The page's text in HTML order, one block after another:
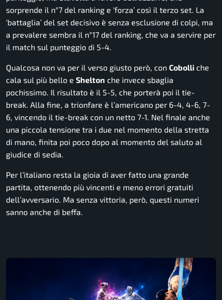
sorprende il n°7 del ranking e ‘forza’ così il terzo set. La
‘battaglia’ del set decisivo è senza esclusione di colpi, ma
a prevalere sembra il n°17 del ranking, che va a servire per
il match sul punteggio di 5-4.
Qualcosa non va per il verso giusto però, con Cobolli che
cala sul più bello e Shelton che invece sbaglia
pochissimo. Il risultato è il 5-5, che porterà poi il tie-
break. Alla fine, a trionfare è l’americano per 6-4, 4-6, 7-
6, vincendo il tie-break con un netto 7-1. Nel finale anche
una piccola tensione tra i due nel momento della stretta
di mano, finita poi poco dopo al momento del saluto al
giudice di sedia.
Per l’italiano resta la gioia di aver fatto una grande
partita, ottenendo più vincenti e meno errori gratuiti
dell’avversario. Ma senza vittoria, però, questi numeri
sanno anche di beffa.